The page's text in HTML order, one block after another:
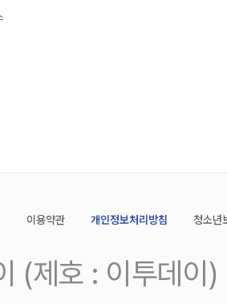
이용약관 개인정보처리방침 청소년
(제호 : 이투데